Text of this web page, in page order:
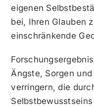
eigenen
bei, Ihren Glauben
einschränkende
Ängste, Sorgen
verringern, die